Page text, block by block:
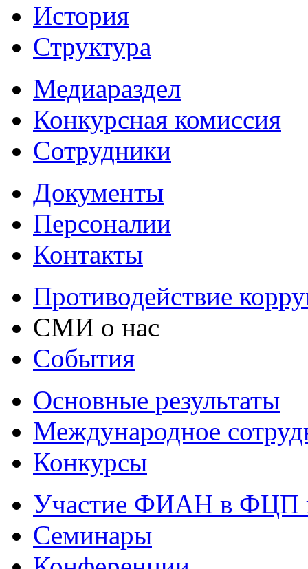
История
Структура
Медиараздел
Конкурсная комиссия
Сотрудники
Документы
Персоналии
Контакты
Противодействие
СМИ о нас
События
Основные результаты
Международное
Конкурсы
Участие ФИАН в ФЦП
Семинары